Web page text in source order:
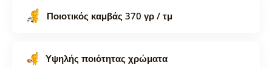
Ποιοτικός καμβάς 370 γρ / τμ
Υψηλής ποιότητας χρώματα